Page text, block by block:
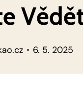
6. 5. 2025